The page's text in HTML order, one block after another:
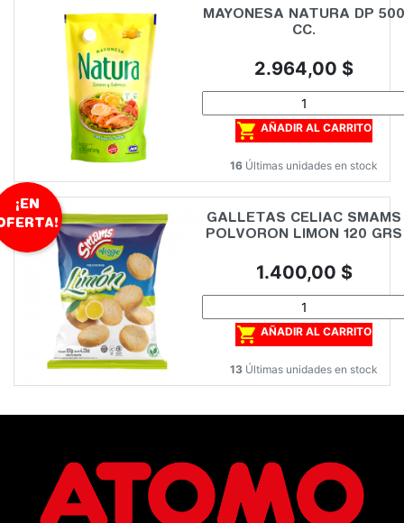
MAYONESA NATURA DP 500
CC.
Precio
2.964,00 $
 AÑADIR AL CARRITO
16 Últimas unidades en stock
GALLETAS CELIAC SMAMS
POLVORON LIMON 120 GRS
Precio
1.400,00 $
 AÑADIR AL CARRITO
13 Últimas unidades en stock
¡EN